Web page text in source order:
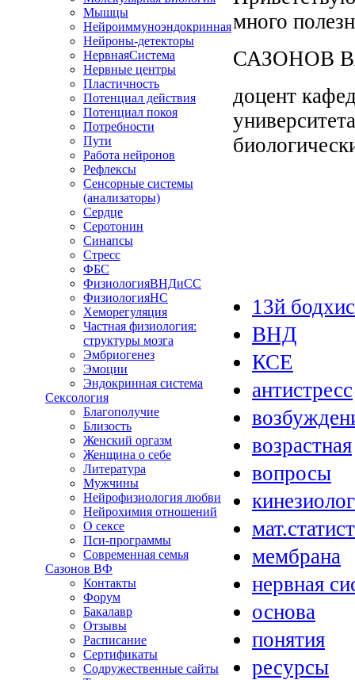
Мышцы
Нейроиммуноэндокринная
Нейроны-детекторы
НервнаяСистема
Нервные центры
Пластичность
Потенциал действия
Потенциал покоя
Потребности
Пути
Работа нейронов
Рефлексы
Сенсорные системы
(анализаторы)
Сердце
Серотонин
Синапсы
Стресс
ФБС
ФизиологияВНДиСС
ФизиологияНС
Хеморегуляция
Частная физиология:
структуры мозга
Эмбриогенез
Эмоции
Эндокринная система
Сексология
Благополучие
Близость
Женский оргазм
Женщина о себе
Литература
Мужчины
Нейрофизиология любви
Нейрохимия отношений
О сексе
Пси-программы
Современная семья
Сазонов ВФ
Контакты
Форум
Бакалавр
Отзывы
Расписание
Сертификаты
Содружественные сайты
много
САЗОНОВ
доцент
13й
ВНД
КСЕ
антистресс
возрастная
вопросы
мембрана
нервная
основа
понятия
ресурсы